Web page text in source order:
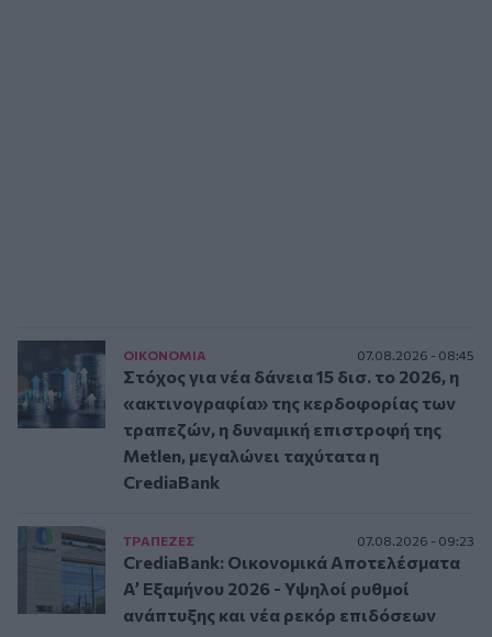
ΟΙΚΟΝΟΜΙΑ 07.08.2026 - 08:45
Στόχος για νέα δάνεια 15 δισ. το 2026, η
«ακτινογραφία» της κερδοφορίας των
τραπεζών, η δυναμική επιστροφή της
Metlen, μεγαλώνει ταχύτατα η
CrediaBank
ΤΡAΠΕΖΕΣ 07.08.2026 - 09:23
CrediaBank: Οικονομικά Αποτελέσματα
A’ Εξαμήνου 2026 - Υψηλοί ρυθμοί
ανάπτυξης και νέα ρεκόρ επιδόσεων